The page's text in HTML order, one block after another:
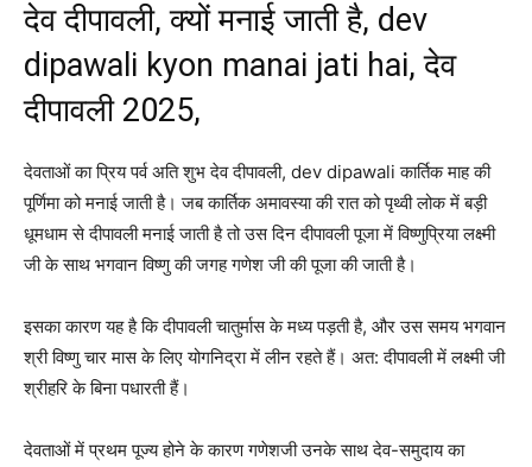
देव दीपावली, क्यों मनाई जाती है, dev
dipawali kyon manai jati hai, देव
दीपावली 2025,
देवताओं का प्रिय पर्व अति शुभ देव दीपावली, dev dipawali कार्तिक माह की
पूर्णिमा को मनाई जाती है। जब कार्तिक अमावस्या की रात को पृथ्वी लोक में बड़ी
धूमधाम से दीपावली मनाई जाती है तो उस दिन दीपावली पूजा में विष्णुप्रिया लक्ष्मी
जी के साथ भगवान विष्णु की जगह गणेश जी की पूजा की जाती है।
इसका कारण यह है कि दीपावली चातुर्मास के मध्य पड़ती है, और उस समय भगवान
श्री विष्णु चार मास के लिए योगनिद्रा में लीन रहते हैं। अत: दीपावली में लक्ष्मी जी
श्रीहरि के बिना पधारती हैं।
देवताओं में प्रथम पूज्य होने के कारण गणेशजी उनके साथ देव-समुदाय का